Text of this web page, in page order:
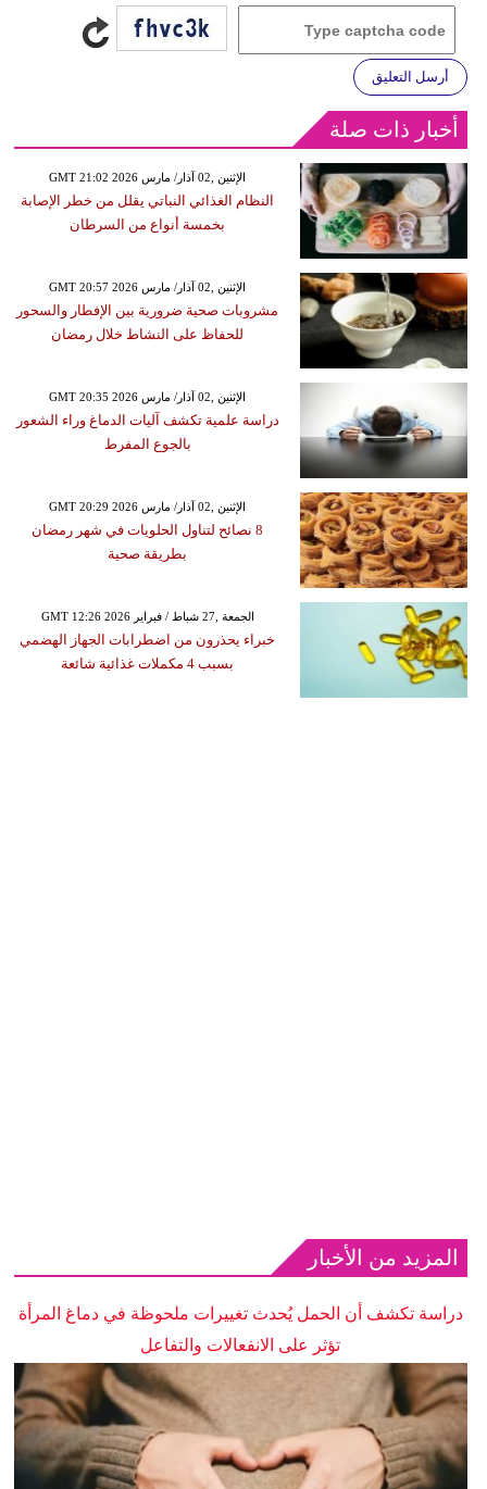
أرسل التعليق
أخبار ذات صلة
GMT 21:02 2026 الإثنين ,02 آذار/ مارس
النظام الغذائي النباتي يقلل من خطر الإصابة
بخمسة أنواع من السرطان
GMT 20:57 2026 الإثنين ,02 آذار/ مارس
مشروبات صحية ضرورية بين الإفطار والسحور
للحفاظ على النشاط خلال رمضان
GMT 20:35 2026 الإثنين ,02 آذار/ مارس
دراسة علمية تكشف آليات الدماغ وراء الشعور
بالجوع المفرط
GMT 20:29 2026 الإثنين ,02 آذار/ مارس
8 نصائح لتناول الحلويات في شهر رمضان
بطريقة صحية
GMT 12:26 2026 الجمعة ,27 شباط / فبراير
خبراء يحذرون من اضطرابات الجهاز الهضمي
بسبب 4 مكملات غذائية شائعة
المزيد من الأخبار
دراسة تكشف أن الحمل يُحدث تغييرات ملحوظة في دماغ المرأة
تؤثر على الانفعالات والتفاعل